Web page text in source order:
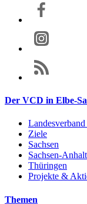
Der VCD in Elbe-
Ziele
Sachsen
Sachsen-Anhalt
Thüringen
Projekte &
Themen